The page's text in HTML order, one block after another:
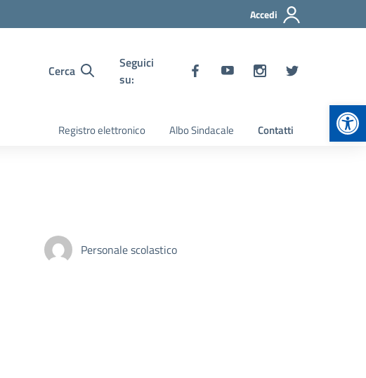
Accedi
Cerca
Seguici
su:
Registro elettronico Albo Sindacale Contatti
Personale scolastico